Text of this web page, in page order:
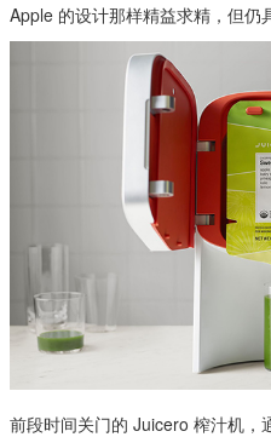
Apple 的设计那样精益求精，但仍
前段时间关门的 Juicero 榨汁机，